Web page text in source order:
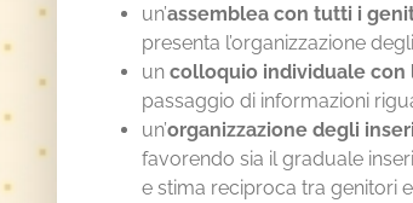
un’assemblea con tutti i
presenta l’organizzazione
un colloquio individuale con
passaggio di informazioni
un’organizzazione degli
favorendo sia il graduale
e stima reciproca tra genitori